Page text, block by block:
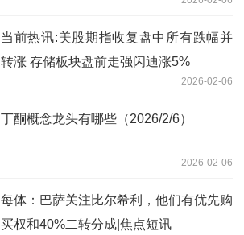
当前热讯:美股期指收复盘中所有跌幅并
转涨 存储板块盘前走强闪迪涨5%
2026-02-06
丁酮概念龙头有哪些（2026/2/6）
2026-02-06
每体：巴萨关注比尔希利，他们有优先购
买权和40%二转分成|焦点短讯